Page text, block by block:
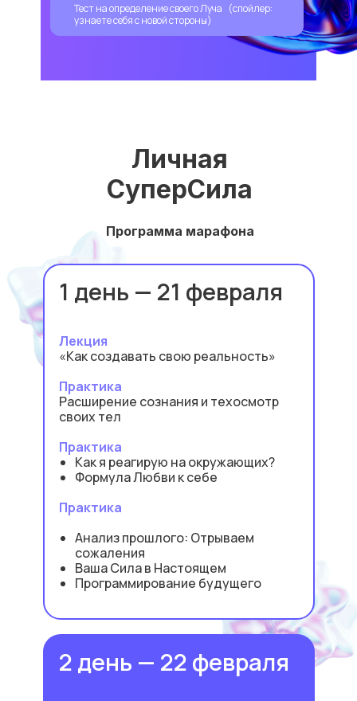
Тест на определение своего Луча (спойлер:
узнаете себя с новой стороны)
Личная
СуперСила
Программа марафона
1 день — 21 февраля
2 день — 22 февраля
Лекция
«Как создавать свою реальность»
Практика
Расширение сознания и техосмотр
своих тел
Практика
Как я реагирую на окружающих?
Формула Любви к себе
Практика
Анализ прошлого: Отрываем
сожаления
Ваша Сила в Настоящем
Программирование будущего